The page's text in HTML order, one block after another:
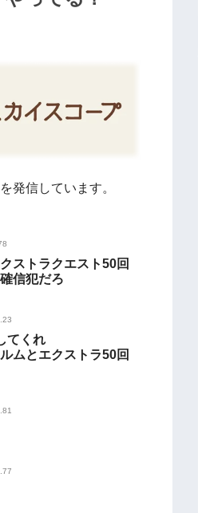
発信しています。
ストラクエスト50回
信犯だろ
てくれ
ムとエクストラ50回